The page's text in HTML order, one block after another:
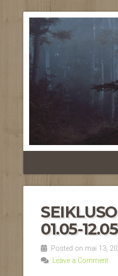
01.05-12.05
Posted on mai 13,
Leave a Comment